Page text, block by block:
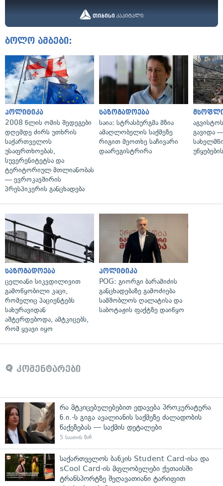
ბოლო ამბები:
პოლიტიკა
2008 წლის ომის შედეგები
დღემდე ძირს უთხრის
საქართველოს
უსაფრთხოებას,
სუვერენიტეტსა და
ტერიტორიულ მთლიანობას
— ევროკავშირის
პრესპიკერის განცხადება
საზოგადოება
საია: სტრასბურგმა მზია
ამაღლობელის საქმეზე
რიგით მეოთხე საჩივარი
დაარეგისტრირა
გავიდა
საზოგადოება
ცელიანი სიკვდილივით
გამოწყობილი კაცი,
რომელიც პაციენტებს
სახურავიდან
აშტერდებოდა, ამტკიცებს,
რომ ყვავი იყო
პოლიტიკა
POG: გიორგი ბარამიძის
განცხადებაზე გამოძიება
სამშობლოს ღალატისა და
საბოტაჟის ფაქტზე დაიწყო
კომენტარები
რა მტკიცებულებებით ედავება პროკურატურა
ნ.ი.-ს გიგა ავალიანის საქმეზე ძალადობის
წაქეზებას — საქმის დეტალები
5 საათის წინ
საქართველოს ბანკის Student Card-ისა და
sCool Card-ის მფლობელები ქუთაისში
ტრანსპორტზე შეღავათიანი ტარიფით